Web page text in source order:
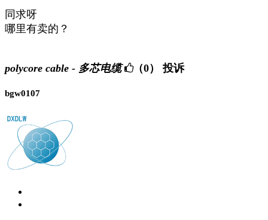
同求呀
哪里有卖的？
polycore cable - 多芯电缆 （0） 投诉
bgw0107